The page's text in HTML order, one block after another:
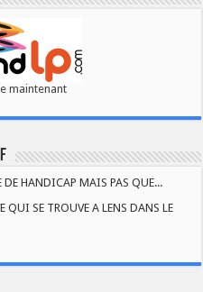
maintenant
HANDICAP MAIS PAS QUE...
SE TROUVE A LENS DANS LE